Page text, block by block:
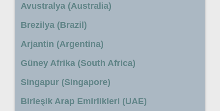
Avustralya (Australia)
Brezilya (Brazil)
Arjantin (Argentina)
Güney Afrika (South Africa)
Singapur (Singapore)
Birleşik Arap Emirlikleri (UAE)